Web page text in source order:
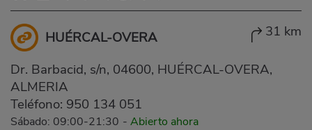
HUÉRCAL-OVERA 31 km
Dr. Barbacid, s/n, 04600, HUÉRCAL-OVERA,
ALMERIA
Teléfono: 950 134 051
Sábado: 09:00-21:30 - Abierto ahora